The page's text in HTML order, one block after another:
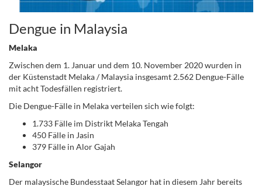
Dengue in Malaysia
Melaka
Zwischen dem 1. Januar und dem 10. November 2020 wurden in
der Küstenstadt Melaka / Malaysia insgesamt 2.562 Dengue-Fälle
mit acht Todesfällen registriert.
Die Dengue-Fälle in Melaka verteilen sich wie folgt:
1.733 Fälle im Distrikt Melaka Tengah
450 Fälle in Jasin
379 Fälle in Alor Gajah
Selangor
Der malaysische Bundesstaat Selangor hat in diesem Jahr bereits